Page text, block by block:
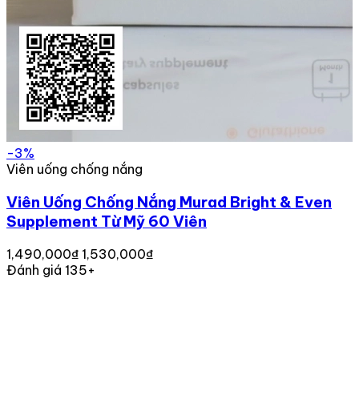
-3%
Viên uống chống nắng
Viên Uống Chống Nắng Murad Bright & Even
Supplement Từ Mỹ 60 Viên
1,490,000₫ 1,530,000₫
Đánh giá 135+